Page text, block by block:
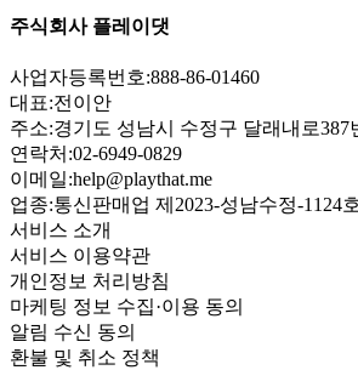
주식회사 플레이댓
사업자등록번호:888-86-01460
대표:전이안
주소:경기도 성남시 수정구 달래내로387
연락처:02-6949-0829
이메일:help@playthat.me
업종:통신판매업 제2023-성남수정-1124호
서비스 소개
서비스 이용약관
개인정보 처리방침
마케팅 정보 수집·이용 동의
알림 수신 동의
환불 및 취소 정책